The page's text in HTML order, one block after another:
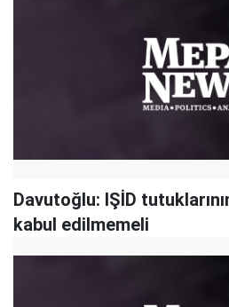
Davutoğlu: IŞİD
kabul edilmemeli